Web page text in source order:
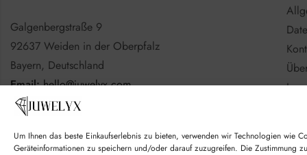
Um Ihnen das beste Einkaufserlebnis zu bieten, verwenden wir Technologien wie
Geräteinformationen zu speichern und/oder darauf zuzugreifen. Die Zustimmung
Galgenbergstraße 9
92637 Weiden in der Oberpfalz
Bayern, Deutschland
Email:hello@juwelyx.com
Nutzen Sie gerne das